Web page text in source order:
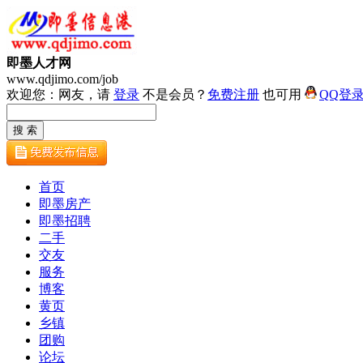
即墨人才网
www.qdjimo.com/job
欢迎您：网友，请 登录 不是会员？ 免费注册 也可用 QQ登
首页
即墨房产
即墨招聘
二手
交友
服务
博客
黄页
乡镇
团购
论坛